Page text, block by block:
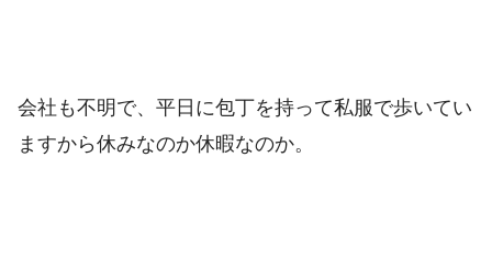
会社も不明で、平日に包丁を持って私服で歩いてい
ますから休みなのか休暇なのか。